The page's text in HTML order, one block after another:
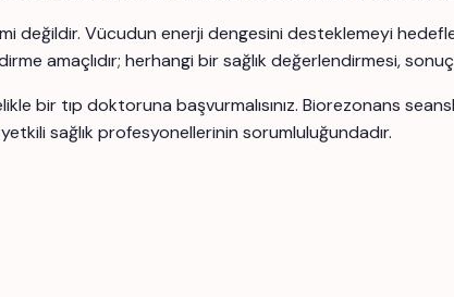
değildir. Vücudun enerji dengesini desteklemeyi
amaçlıdır; herhangi bir sağlık değerlendirmesi,
bir tıp doktoruna başvurmalısınız. Biorezonans
sağlık profesyonellerinin sorumluluğundadır.